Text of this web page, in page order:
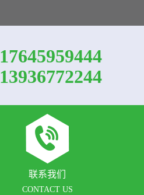
17645959444
13936772244
联系我们
CONTACT US